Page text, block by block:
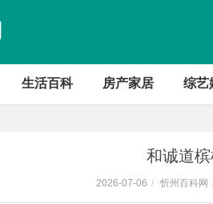
生活百科 房产家居 综艺
和诚道
2026-07-06 / 忻州百科网